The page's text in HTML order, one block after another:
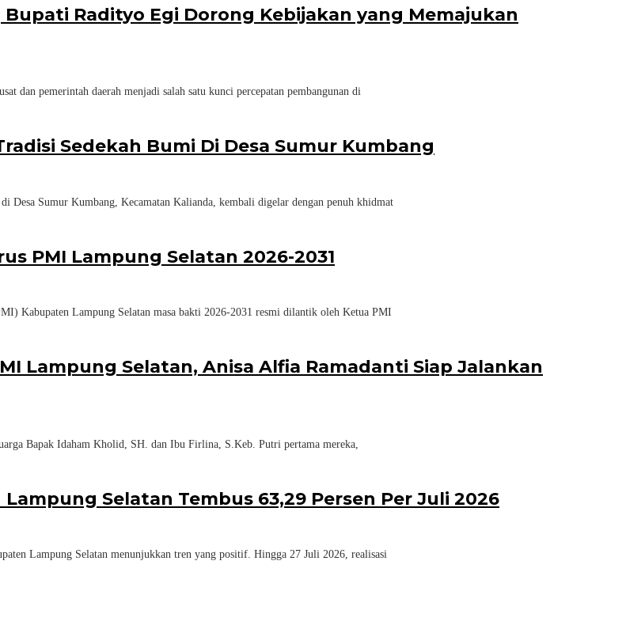
Bupati Radityo Egi Dorong Kebijakan yang Memajukan
dan pemerintah daerah menjadi salah satu kunci percepatan pembangunan di
Sedekah Bumi Di Desa Sumur Kumbang
Desa Sumur Kumbang, Kecamatan Kalianda, kembali digelar dengan penuh khidmat
PMI Lampung Selatan 2026-2031
Kabupaten Lampung Selatan masa bakti 2026-2031 resmi dilantik oleh Ketua PMI
Lampung Selatan, Anisa Alfia Ramadanti Siap Jalankan
Bapak Idaham Kholid, SH. dan Ibu Firlina, S.Keb. Putri pertama mereka,
Selatan Tembus 63,29 Persen Per Juli 2026
Lampung Selatan menunjukkan tren yang positif. Hingga 27 Juli 2026, realisasi